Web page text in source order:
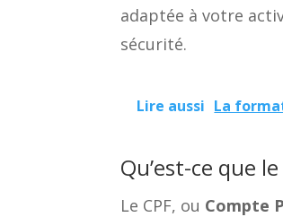
adaptée à votre
sécurité.
Lire aussi La
Qu’est-ce que le
Le CPF, ou Compte